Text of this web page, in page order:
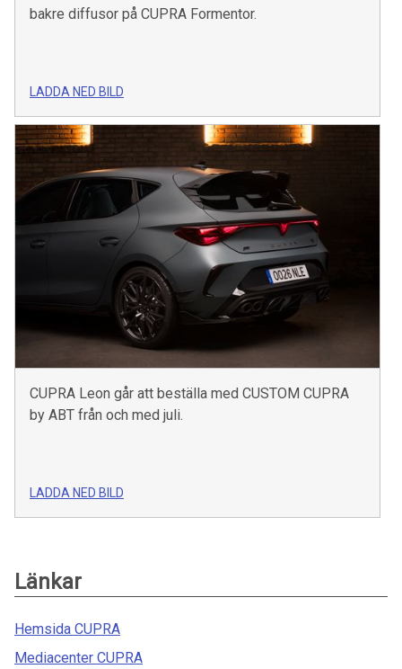
bakre diffusor på CUPRA Formentor.
LADDA NED BILD
CUPRA Leon går att beställa med CUSTOM CUPRA
by ABT från och med juli.
LADDA NED BILD
Länkar
Hemsida CUPRA
Mediacenter CUPRA